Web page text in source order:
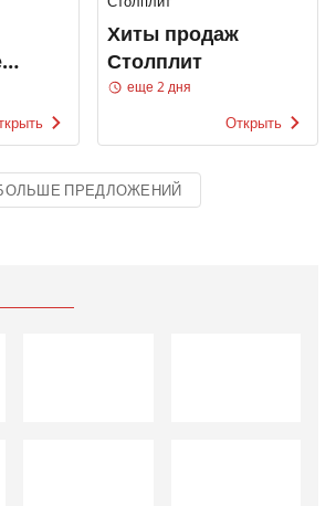
Хиты продаж
Столплит
еще 2 дня
Открыть
ПРЕДЛОЖЕНИЙ